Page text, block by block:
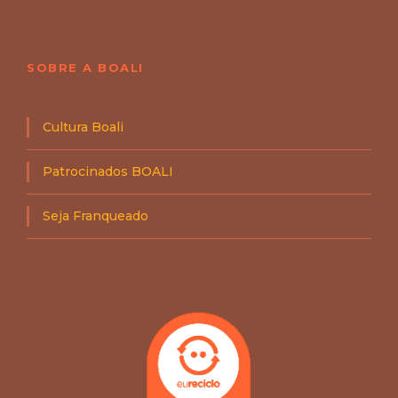
SOBRE A BOALI
Cultura Boali
Patrocinados BOALI
Seja Franqueado